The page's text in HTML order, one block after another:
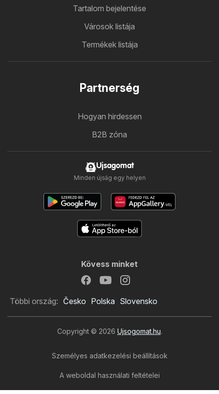
Tartalom bejelentése
Városok listája
Termékek listája
Partnerség
Hogyan hirdessen
B2B zóna
Ujsagomat
Minden újság egy helyen
Kövess minket
Többi ország: Česko Polska Slovensko
Copyright © 2026 Ujsogomat.hu.
Személyes adatkezelési beállítások
A weboldal használati feltételei